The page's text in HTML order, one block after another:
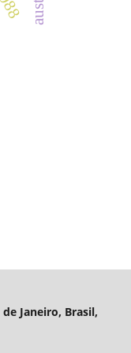
Janeiro, Brasil,